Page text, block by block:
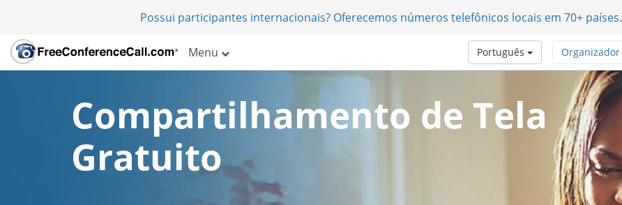
Possui participantes internacionais? Oferecemos números telefônicos locais em 70+ países.
Menu Organizador
Português
Compartilhamento de Tela
Gratuito